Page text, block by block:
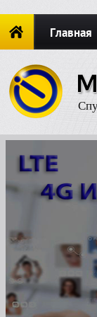
Главная
Новости